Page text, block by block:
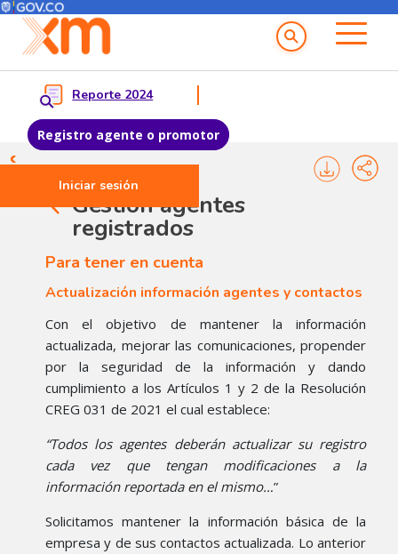
Pasar al contenido principal
Menú del Usuario
Reporte 2024
Registro agente o promotor
Iniciar sesión
Menu principal
Gestión agentes
registrados
Para tener en cuenta
Actualización información agentes y contactos
Con el objetivo de mantener la información
actualizada, mejorar las comunicaciones, propender
por la seguridad de la información y dando
cumplimiento a los Artículos 1 y 2 de la Resolución
CREG 031 de 2021 el cual establece:
“Todos los agentes deberán actualizar su registro
cada vez que tengan modificaciones a la
información reportada en el mismo…”
Solicitamos mantener la información básica de la
empresa y de sus contactos actualizada. Lo anterior